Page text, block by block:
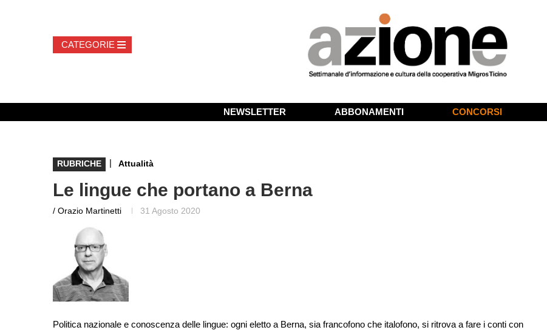
NEWSLETTER ABBONAMENTI CONCORSI
RUBRICHE | Attualità
Le lingue che portano a Berna
/ Orazio Martinetti 31 Agosto 2020
Politica nazionale e conoscenza delle lingue: ogni eletto a Berna, sia francofono che italofono, si ritrova a fare i conti con